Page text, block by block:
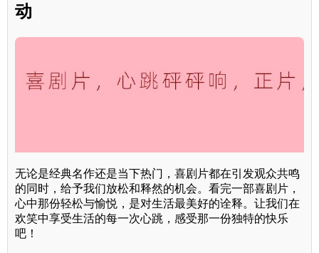
动
无论是经典名作还是当下热门，喜剧片都在引发观众共鸣
的同时，给予我们放松和释然的机会。看完一部喜剧片，
心中那份轻松与愉悦，是对生活最美好的诠释。让我们在
欢笑中享受生活的每一次心跳，感受那一份独特的快乐
吧！